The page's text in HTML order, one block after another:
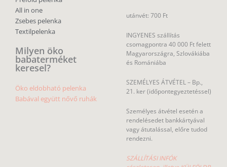
All in one
Textilpelenka
Milyen öko
babaterméket
keresel?
Öko eldobható pelenka
Babával együtt nővő ruhák
csomagpontra 40 000 Ft felett
Magyarországra, Szlovákiába
és Romániába
SZEMÉLYES ÁTVÉTEL – Bp.,
21. ker (időpontegyeztetéssel)
rendelésedet bankkártyával
vagy átutalással, előre tudod
rendezni.
SZÁLLÍTÁSI INFÓK
részletesen, illetve KÜLFÖLDR